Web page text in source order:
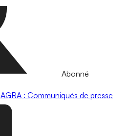
Abonné
AGRA : Communiqués de presse